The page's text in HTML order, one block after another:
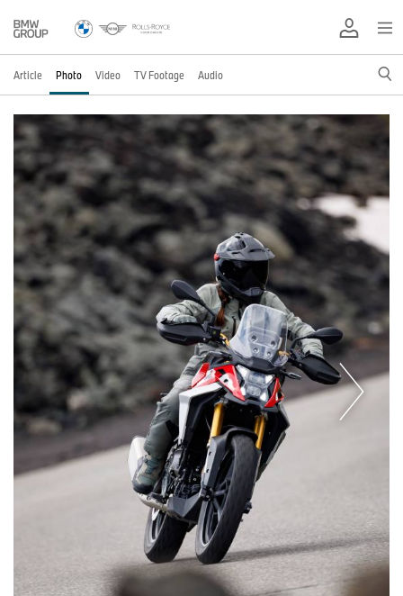
Article Photo Video TV Footage Audio